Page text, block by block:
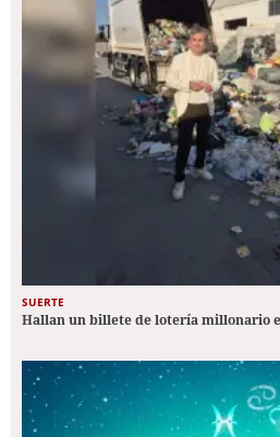
SUERTE
Hallan un billete de lotería millonario